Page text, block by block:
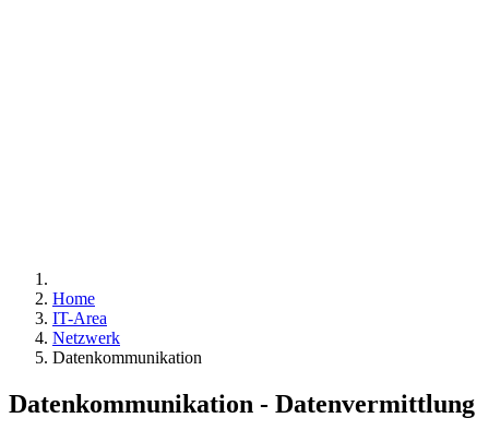
Home
IT-Area
Netzwerk
Datenkommunikation
Datenkommunikation - Datenvermittlung